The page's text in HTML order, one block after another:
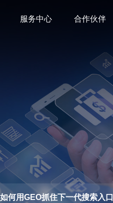
服务中心 合作伙伴
何用GEO抓住下一代搜索入口